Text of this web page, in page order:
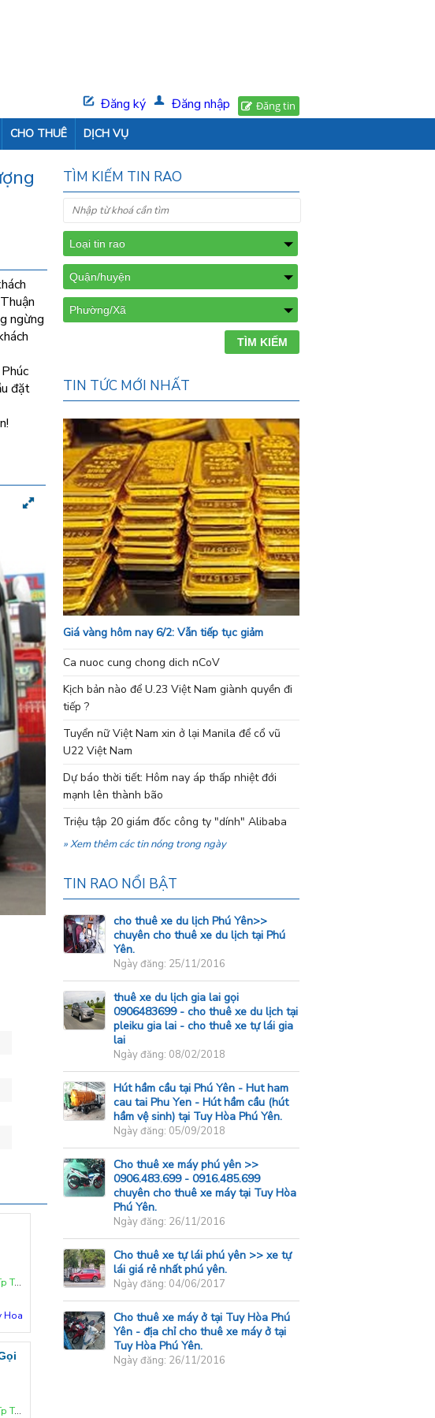
Đăng tin
Đăng nhập
Đăng ký
CHO THUÊ DỊCH VỤ
ngừng
đặt
Hoa
TÌM KIẾM TIN RAO
TIN TỨC MỚI NHẤT
Giá vàng hôm nay 6/2: Vẫn tiếp tục giảm
Ca nuoc cung chong dich nCoV
Kịch bản nào để U.23 Việt Nam giành quyền đi
tiếp ?
Tuyển nữ Việt Nam xin ở lại Manila để cổ vũ
U22 Việt Nam
Dự báo thời tiết: Hôm nay áp thấp nhiệt đới
mạnh lên thành bão
Triệu tập 20 giám đốc công ty "dính" Alibaba
» Xem thêm các tin nóng trong ngày
TIN RAO NỔI BẬT
cho thuê xe du lịch Phú Yên>>
chuyên cho thuê xe du lịch tại Phú
Yên.
Ngày đăng: 25/11/2016
thuê xe du lịch gia lai gọi
0906483699 - cho thuê xe du lịch tại
pleiku gia lai - cho thuê xe tự lái gia
lai
Ngày đăng: 08/02/2018
Hút hầm cầu tại Phú Yên - Hut ham
cau tai Phu Yen - Hút hầm cầu (hút
hầm vệ sinh) tại Tuy Hòa Phú Yên.
Ngày đăng: 05/09/2018
Cho thuê xe máy phú yên >>
0906.483.699 - 0916.485.699
chuyên cho thuê xe máy tại Tuy Hòa
Phú Yên.
Ngày đăng: 26/11/2016
Cho thuê xe tự lái phú yên >> xe tự
lái giá rẻ nhất phú yên.
Ngày đăng: 04/06/2017
Cho thuê xe máy ở tại Tuy Hòa Phú
Yên - địa chỉ cho thuê xe máy ở tại
Tuy Hòa Phú Yên.
Ngày đăng: 26/11/2016